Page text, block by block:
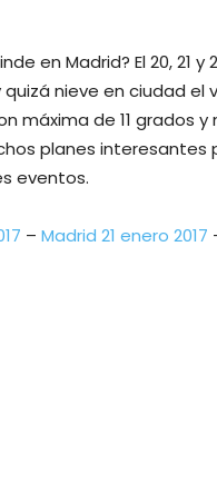
en Madrid? El 20, 21
nieve en ciudad el
máxima de 11 grados
planes interesantes
eventos.
– Madrid 21 enero 2017